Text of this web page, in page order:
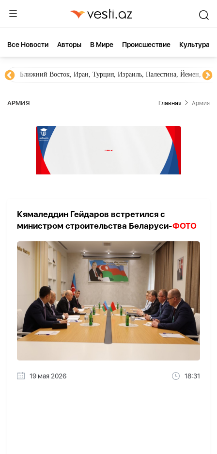
Все Новости Aвторы В Мире Происшествие Культура
Ближний Восток, Иран, Турция, Израиль, Палестина, Йемен,
АРМИЯ Главная Армия
Кямаледдин Гейдаров встретился с
министром строительства Беларуси-ФОТО
19 мая 2026 18:31